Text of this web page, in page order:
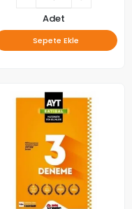
Adet
Sepete Ekle